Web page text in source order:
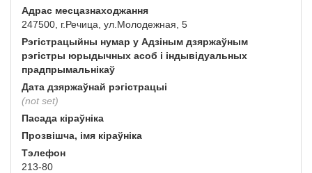
Адрас месцазнаходжання
247500, г.Речица, ул.Молодежная, 5
Рэгістрацыйны нумар у Адзіным дзяржаўным
рэгістры юрыдычных асоб і індывідуальных
прадпрымальнікаў
Дата дзяржаўнай рэгістрацыі
(not set)
Пасада кіраўніка
Прозвішча, імя кіраўніка
Тэлефон
213-80